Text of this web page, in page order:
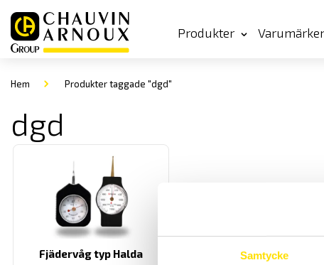
Samtycke
Produkter
Hem Produkter taggade "dgd"
dgd
Fjädervåg typ Halda